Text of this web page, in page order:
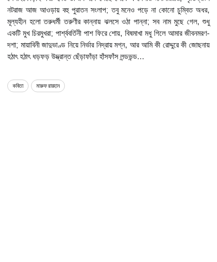
নটরাজ আজ আওড়ায় বহু পুরাতন সংলাপ; তবু মনেও পড়ে না কোনো চুম্বিত অধর,
মূল্যহীন হলো তরুধর্মী তরুণীর কান্নায় ঝলসে ওঠা পান্না; সব নাম মুছে গেল, শুধু
একটি মুখ চিরমুখরা; পার্শ্ববর্তিনী পাশ ফিরে শোয়, বিষমাখা মধু গিলে আমার জীবনমরণ-
দশা; মায়াবিনী জাদুভাণ্ড নিয়ে নির্ভার নিদ্রায় মগ্ন, আর আমি কী রোদ্দুরে কী জোছনায়
হঠাৎ হঠাৎ ধড়ফড় উদ্ভ্রান্ত ছেঁড়াফাঁড়া হাঁসফাঁস লন্ডভন্ড...
কবিতা মারুফ রায়হান